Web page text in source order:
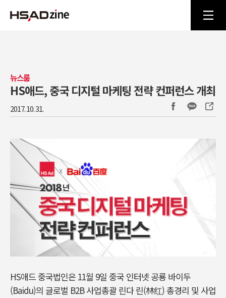
뉴스룸
HS애드, 중국 디지털 마케팅 전략 컨퍼런스 개최
2017. 10. 31.
HS애드 중국법인은 11월 9일 중국 인터넷 공룡 바이두
(Baidu)의 글로벌 B2B 사업총괄 린다 린(林红) 총경리 및 사업